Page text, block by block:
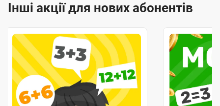
Інші акції для нових абонентів